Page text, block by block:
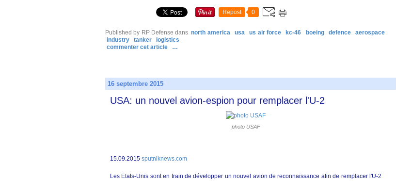
Repost 0
Published by RP Defense dans north america usa us air force kc-46 boeing defence
aerospace
industry
tanker
logistics
commenter cet article
…
16 septembre 2015
USA: un nouvel avion-espion pour remplacer l'U-2
photo USAF
15.09.2015 sputniknews.com
Les Etats-Unis sont en train de développer un nouvel avion de reconnaissance afin de remplacer l'U-2